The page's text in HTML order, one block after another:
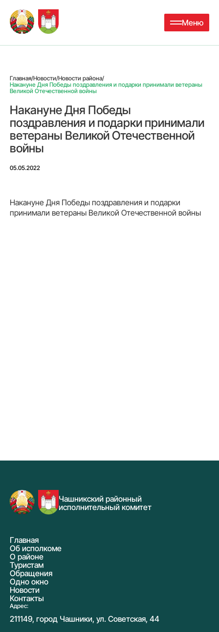
Меню
Главная/Новости/Новости района/
Накануне Дня Победы поздравления и подарки принимали ветераны
Великой Отечественной войны
Накануне Дня Победы
поздравления и подарки принимали
ветераны Великой Отечественной
войны
05.05.2022
Накануне Дня Победы поздравления и подарки
принимали ветераны Великой Отечественной войны
Чашникский районный
исполнительный комитет
Главная
Об исполкоме
О районе
Туристам
Обращения
Одно окно
Новости
Контакты
Адрес:
211149, город Чашники, ул. Советская, 44